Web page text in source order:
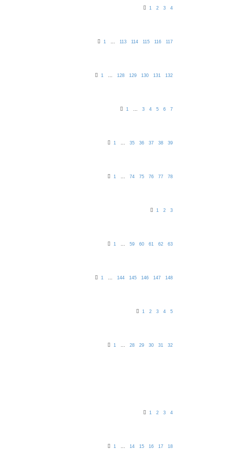
1 2 3 4
1 … 113 114 115 116 117
1 … 128 129 130 131 132
1 … 3 4 5 6 7
1 … 35 36 37 38 39
1 … 74 75 76 77 78
1 2 3
1 … 59 60 61 62 63
1 … 144 145 146 147 148
1 2 3 4 5
1 … 28 29 30 31 32
1 2 3 4
1 … 14 15 16 17 18